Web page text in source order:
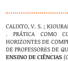
CALIXTO, V. S. ;
. PRÁTICA COMO
HORIZONTES DE
DE PROFESSORES DE
ENSINO DE CIÊNCIAS